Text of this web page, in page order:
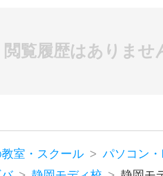
閲覧履歴はありませ
室・スクール
パソコン